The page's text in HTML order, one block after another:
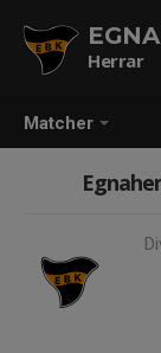
Matcher
Herrar